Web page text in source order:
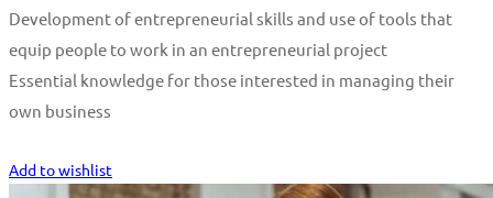
Development of entrepreneurial skills and use of tools that
equip people to work in an entrepreneurial project
Essential knowledge for those interested in managing their
own business
Add to wishlist